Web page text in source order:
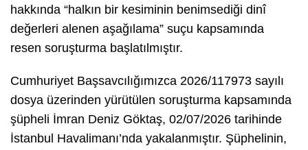
hakkında “halkın bir kesiminin benimsediği dinî
değerleri alenen aşağılama” suçu kapsamında
resen soruşturma başlatılmıştır.
Cumhuriyet Başsavcılığımızca 2026/117973 sayılı
dosya üzerinden yürütülen soruşturma kapsamında
şüpheli İmran Deniz Göktaş, 02/07/2026 tarihinde
İstanbul Havalimanı’nda yakalanmıştır. Şüphelinin,